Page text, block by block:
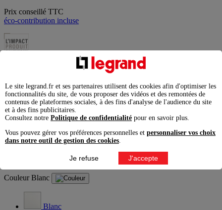
Prix conseillé TTC
éco-contribution incluse
Information produit
Produit remplacé : consultez la référence de remplacement
Rallonge multiprise rotative 5 prises de courant Surface + 2
prises USB Type-C - Blanc/Noir LEGRAND | REF. 0 496
Voir la fiche produit
Couleur Blanc
Blanc
Le site legrand.fr et ses partenaires utilisent des cookies afin d'optimiser les
fonctionnalités du site, de vous proposer des vidéos et des remontées de
contenus de plateformes sociales, à des fins d'analyse de l'audience du site
et à des fins publicitaires.
Consultez notre Politique de confidentialité pour en savoir plus.
Vous pouvez gérer vos préférences personnelles et personnaliser vos choix
dans notre outil de gestion des cookies.
Je refuse J'accepte